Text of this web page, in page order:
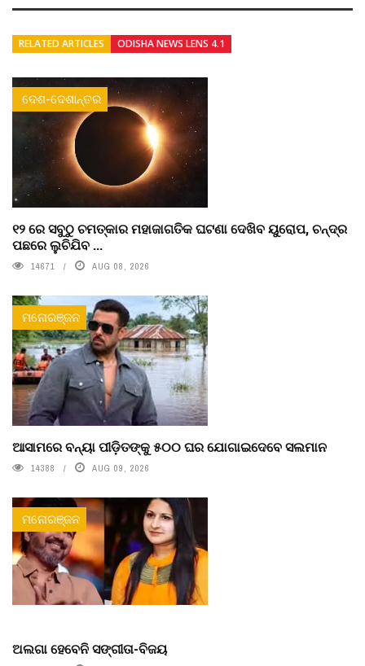
RELATED ARTICLES ODISHA NEWS LENS 4.1
ଦେଶ-ଦେଶାନ୍ତର
୧୨ ରେ ସବୁଠୁ ଚମତ୍କାର ମହାଜାଗତିକ ଘଟଣା ଦେଖିବ ୟୁରୋପ, ଚନ୍ଦ୍ର
ପଛରେ ଲୁଚିଯିବ ...
14671 AUG 08, 2026
ମନୋରଞ୍ଜନ
ଆସାମରେ ବନ୍ୟା ପୀଡ଼ିତଙ୍କୁ ୫୦୦ ଘର ଯୋଗାଇଦେବେ ସଲମାନ
14388 AUG 09, 2026
ମନୋରଞ୍ଜନ
ଅଲଗା ହେବେନି ସଙ୍ଗୀତା-ବିଜୟ